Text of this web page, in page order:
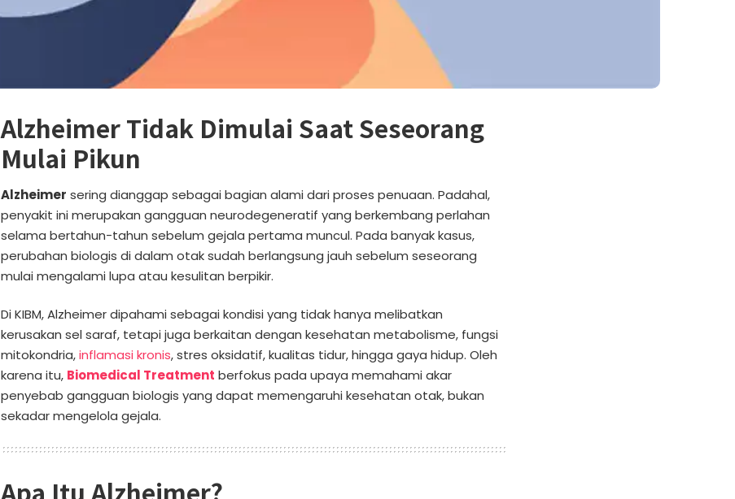
Alzheimer Tidak Dimulai Saat Seseorang
Mulai Pikun
Alzheimer sering dianggap sebagai bagian alami dari proses penuaan. Padahal,
penyakit ini merupakan gangguan neurodegeneratif yang berkembang perlahan
selama bertahun-tahun sebelum gejala pertama muncul. Pada banyak kasus,
perubahan biologis di dalam otak sudah berlangsung jauh sebelum seseorang
mulai mengalami lupa atau kesulitan berpikir.
Di KIBM, Alzheimer dipahami sebagai kondisi yang tidak hanya melibatkan
kerusakan sel saraf, tetapi juga berkaitan dengan kesehatan metabolisme, fungsi
mitokondria,inflamasi kronis, stres oksidatif, kualitas tidur, hingga gaya hidup. Oleh
karena itu, Biomedical Treatment berfokus pada upaya memahami akar
penyebab gangguan biologis yang dapat memengaruhi kesehatan otak, bukan
sekadar mengelola gejala.
Apa Itu Alzheimer?